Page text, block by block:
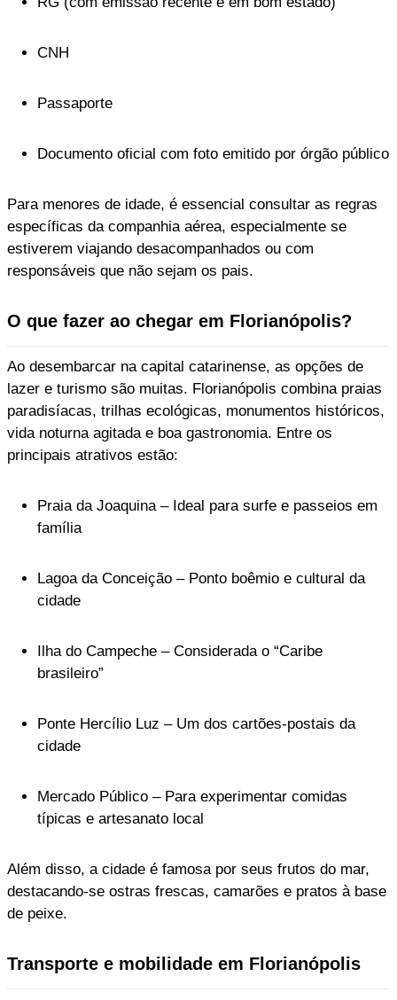
CNH
Passaporte
Documento oficial com foto emitido por órgão público
Para menores de idade, é essencial consultar as regras
específicas da companhia aérea, especialmente se
estiverem viajando desacompanhados ou com
responsáveis que não sejam os pais.
O que fazer ao chegar em Florianópolis?
Ao desembarcar na capital catarinense, as opções de
lazer e turismo são muitas. Florianópolis combina praias
paradisíacas, trilhas ecológicas, monumentos históricos,
vida noturna agitada e boa gastronomia. Entre os
principais atrativos estão:
Praia da Joaquina – Ideal para surfe e passeios em
família
Lagoa da Conceição – Ponto boêmio e cultural da
cidade
Ilha do Campeche – Considerada o “Caribe
brasileiro”
Ponte Hercílio Luz – Um dos cartões-postais da
cidade
Mercado Público – Para experimentar comidas
típicas e artesanato local
Além disso, a cidade é famosa por seus frutos do mar,
destacando-se ostras frescas, camarões e pratos à base
de peixe.
Transporte e mobilidade em Florianópolis